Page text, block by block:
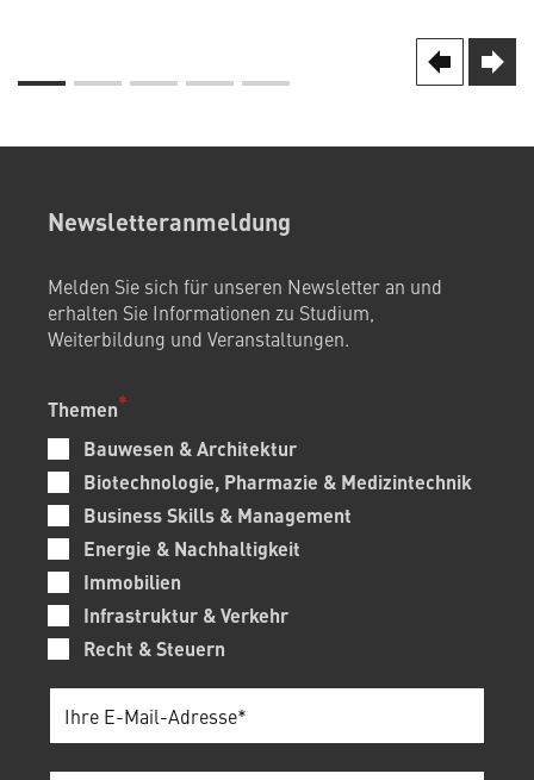
Seitennummerierung
Vorherige
Seite
prev
Seite
next
Newsletteranmeldung
Melden Sie sich für unseren Newsletter an und
erhalten Sie Informationen zu Studium,
Weiterbildung und Veranstaltungen.
Themen
Bauwesen & Architektur
Biotechnologie, Pharmazie & Medizintechnik
Business Skills & Management
Energie & Nachhaltigkeit
Immobilien
Infrastruktur & Verkehr
Recht & Steuern